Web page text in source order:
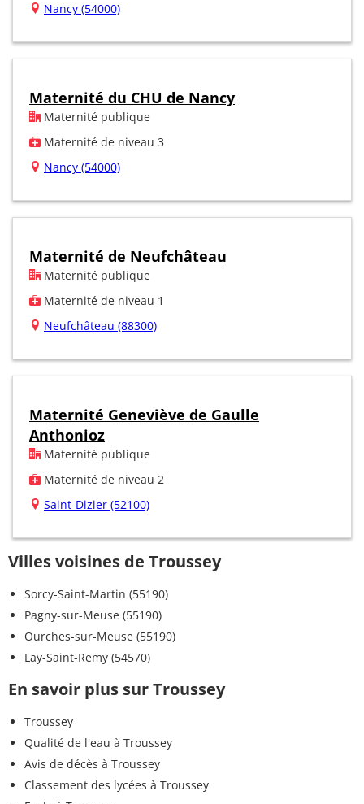
Nancy (54000)
Maternité du CHU de Nancy
Maternité publique
Maternité de niveau 3
Nancy (54000)
Maternité de Neufchâteau
Maternité publique
Maternité de niveau 1
Neufchâteau (88300)
Maternité Geneviève de Gaulle
Anthonioz
Maternité publique
Maternité de niveau 2
Saint-Dizier (52100)
Villes voisines de Troussey
Sorcy-Saint-Martin (55190)
Pagny-sur-Meuse (55190)
Ourches-sur-Meuse (55190)
Lay-Saint-Remy (54570)
En savoir plus sur Troussey
Troussey
Qualité de l'eau à Troussey
Avis de décès à Troussey
Classement des lycées à Troussey